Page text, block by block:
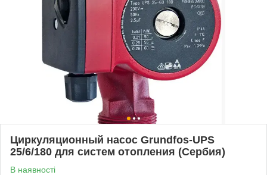
Циркуляционный насос Grundfos-UPS
25/6/180 для систем отопления (Сербия)
В наявності